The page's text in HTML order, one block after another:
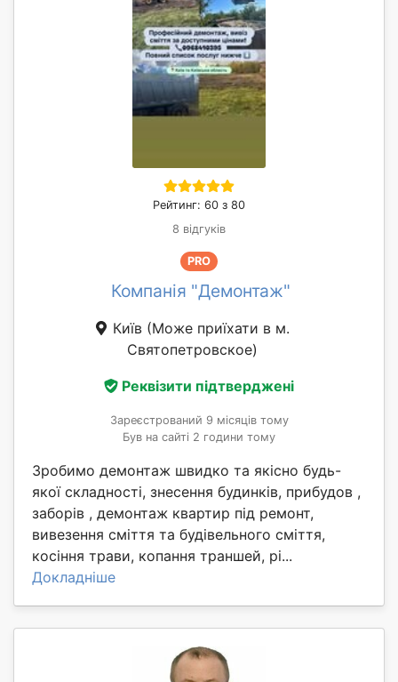
Рейтинг: 60 з 80
8 відгуків
PRO
Компанія "Демонтаж"
Київ (Може приїхати в м.
Святопетровское)
Реквізити підтверджені
Зареєстрований 9 місяців тому
Був на сайті 2 години тому
Зробимо демонтаж швидко та якісно будь-
якої складності, знесення будинків, прибудов ,
заборів , демонтаж квартир під ремонт,
вивезення сміття та будівельного сміття,
косіння трави, копання траншей, рі...
Докладніше